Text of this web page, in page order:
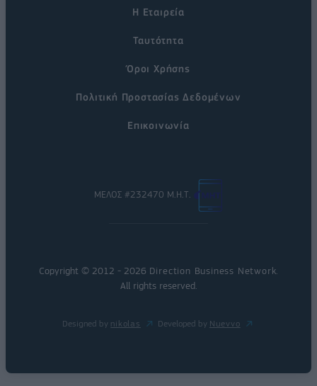
Η Εταιρεία
Ταυτότητα
Όροι Χρήσης
Πολιτική Προστασίας Δεδομένων
Επικοινωνία
ΜΕΛΟΣ #232470 Μ.Η.Τ.
Copyright © 2012 - 2026 Direction Business Network
All rights reserved.
Designed by nikolas Developed by Nuevvo